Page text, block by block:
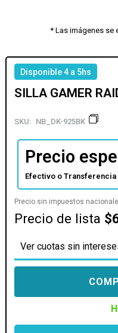
* Las imágenes se
Disponible 4 a 5hs
SILLA GAMER
SKU: NB_DK-925BK
Precio
Efectivo o Transferencia
Precio sin impuestos
Precio de lista
Ver cuotas sin